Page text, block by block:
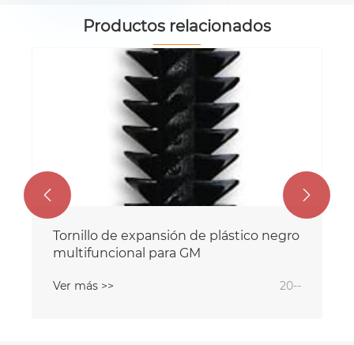
Productos relacionados
Tornillo de expansión de plástico negro
multifuncional para GM
Ver más >> 20--
 